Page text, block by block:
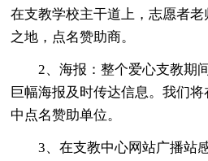
在支教学校主干道上，志愿者
之地，点名赞助商。
2、海报：整个爱心支教期
巨幅海报及时传达信息。我们
中点名赞助单位。
3、在支教中心网站广播站